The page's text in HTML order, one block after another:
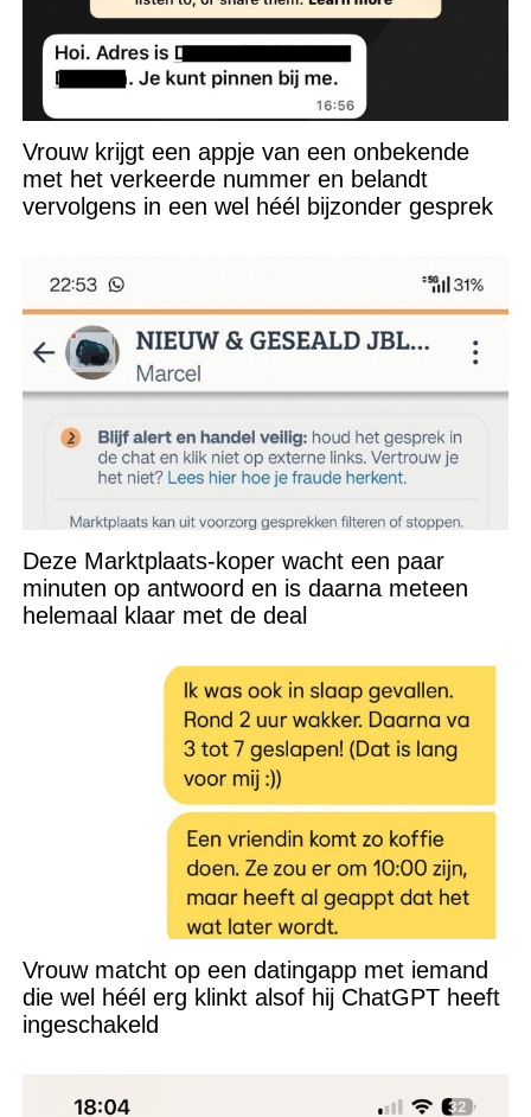
Vrouw krijgt een appje van een onbekende
met het verkeerde nummer en belandt
vervolgens in een wel héél bijzonder gesprek
Deze Marktplaats-koper wacht een paar
minuten op antwoord en is daarna meteen
helemaal klaar met de deal
Vrouw matcht op een datingapp met iemand
die wel héél erg klinkt alsof hij ChatGPT heeft
ingeschakeld